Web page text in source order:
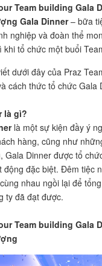
Team building Gala
Gala Dinner– bữa
nghiệp và đoàn thể
tổ chức một buổi
dưới đây của Praz
cách thức tổ chức Gala
là gì?
là một sự kiện đầy ý
hàng, cũng như
Gala Dinner được tổ
động đặc biệt. Đêm tiệc
nhau ngồi lại để
ty đã đạt được.
Team building Gala